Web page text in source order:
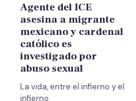
Agente del ICE
asesina a migrante
mexicano y cardenal
católico es
investigado por
abuso sexual
La vida, entre el infierno y el
infierno